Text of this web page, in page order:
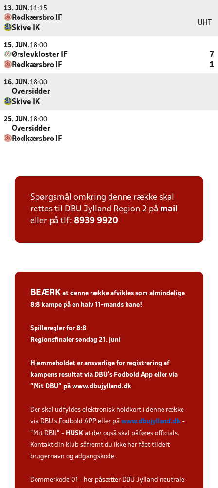
13. JUN.11:15
Rødkærsbro IF
Skive IK
UHT
15. JUN.18:00
Ørslevkloster IF
7
Rødkærsbro IF
1
16. JUN.18:00
Oversidder
Skive IK
25. JUN.18:00
Oversidder
Rødkærsbro IF
Spørgsmål omkring denne række skal
rettes til DBU Jylland Region 2 på mail
eller på tlf: 8939 9920
BEÆRK at denne række afvikles som almindelige
8:8 kampe på en halv 11-mands bane!
Spilleregler for 8:8
Regionsfinaler søndag 21. juni
Hjemmeholdet er ansvarlige for registrering af
kampens resultat via DBU’s Fodbold App eller via
”Mit DBU” på www.dbujylland.dk.
Der skal udfyldes elektronisk holdkort i denne række
via DBU's Fodbold APP eller på www.dbujylland.dk -
"Mit DBU" - HUSK at der også skal påføres officials.
Kontakt din klub såfremt du ikke har fået tildelt
brugernavn og adgangskode.
Dommerkode 01 - her påsætter DBU Jylland neutrale